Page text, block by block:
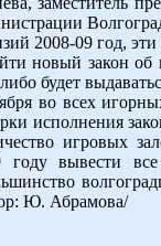
2008-09 год,
новый закон об
будет
во всех
исполнения
игровых
году вывести
Ю. Абрамова/